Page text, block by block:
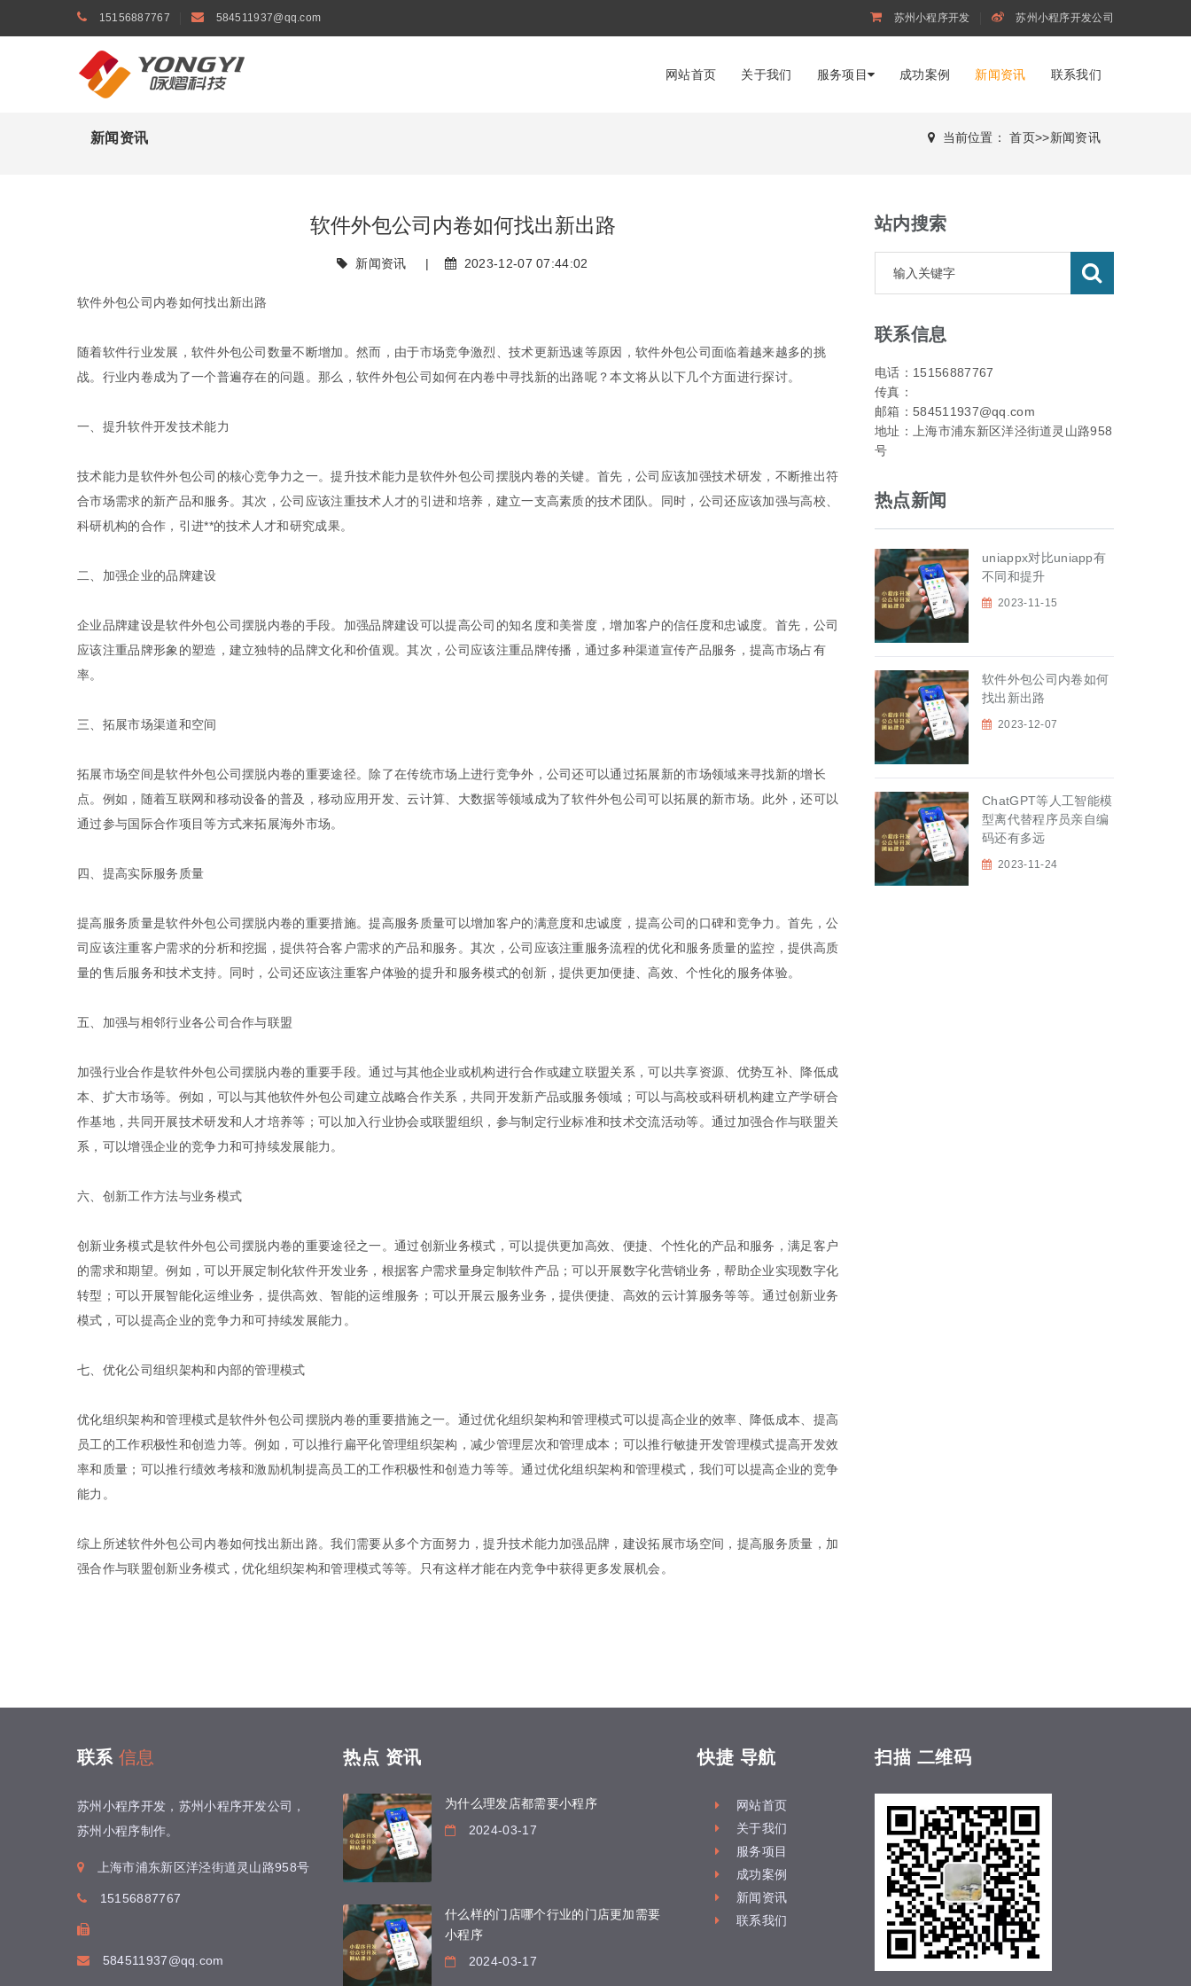
15156887767 584511937@qq.com 苏州小程序开发 苏州小程序开发公司
网站首页 关于我们 服务项目 成功案例 新闻资讯 联系我们
新闻资讯 当前位置：首页>>新闻资讯
软件外包公司内卷如何找出新出路
新闻资讯 | 2023-12-07 07:44:02
软件外包公司内卷如何找出新出路
随着软件行业发展，软件外包公司数量不断增加。然而，由于市场竞争激烈、技术更新迅速等原因，软件外包公司面临着越来越多的挑
战。行业内卷成为了一个普遍存在的问题。那么，软件外包公司如何在内卷中寻找新的出路呢？本文将从以下几个方面进行探讨。
一、提升软件开发技术能力
技术能力是软件外包公司的核心竞争力之一。提升技术能力是软件外包公司摆脱内卷的关键。首先，公司应该加强技术研发，不断推出符
合市场需求的新产品和服务。其次，公司应该注重技术人才的引进和培养，建立一支高素质的技术团队。同时，公司还应该加强与高校、
科研机构的合作，引进**的技术人才和研究成果。
二、加强企业的品牌建设
企业品牌建设是软件外包公司摆脱内卷的手段。加强品牌建设可以提高公司的知名度和美誉度，增加客户的信任度和忠诚度。首先，公司
应该注重品牌形象的塑造，建立独特的品牌文化和价值观。其次，公司应该注重品牌传播，通过多种渠道宣传产品服务，提高市场占有
率。
三、拓展市场渠道和空间
拓展市场空间是软件外包公司摆脱内卷的重要途径。除了在传统市场上进行竞争外，公司还可以通过拓展新的市场领域来寻找新的增长
点。例如，随着互联网和移动设备的普及，移动应用开发、云计算、大数据等领域成为了软件外包公司可以拓展的新市场。此外，还可以
通过参与国际合作项目等方式来拓展海外市场。
四、提高实际服务质量
提高服务质量是软件外包公司摆脱内卷的重要措施。提高服务质量可以增加客户的满意度和忠诚度，提高公司的口碑和竞争力。首先，公
司应该注重客户需求的分析和挖掘，提供符合客户需求的产品和服务。其次，公司应该注重服务流程的优化和服务质量的监控，提供高质
量的售后服务和技术支持。同时，公司还应该注重客户体验的提升和服务模式的创新，提供更加便捷、高效、个性化的服务体验。
五、加强与相邻行业各公司合作与联盟
加强行业合作是软件外包公司摆脱内卷的重要手段。通过与其他企业或机构进行合作或建立联盟关系，可以共享资源、优势互补、降低成
本、扩大市场等。例如，可以与其他软件外包公司建立战略合作关系，共同开发新产品或服务领域；可以与高校或科研机构建立产学研合
作基地，共同开展技术研发和人才培养等；可以加入行业协会或联盟组织，参与制定行业标准和技术交流活动等。通过加强合作与联盟关
系，可以增强企业的竞争力和可持续发展能力。
六、创新工作方法与业务模式
创新业务模式是软件外包公司摆脱内卷的重要途径之一。通过创新业务模式，可以提供更加高效、便捷、个性化的产品和服务，满足客户
的需求和期望。例如，可以开展定制化软件开发业务，根据客户需求量身定制软件产品；可以开展数字化营销业务，帮助企业实现数字化
转型；可以开展智能化运维业务，提供高效、智能的运维服务；可以开展云服务业务，提供便捷、高效的云计算服务等等。通过创新业务
模式，可以提高企业的竞争力和可持续发展能力。
七、优化公司组织架构和内部的管理模式
优化组织架构和管理模式是软件外包公司摆脱内卷的重要措施之一。通过优化组织架构和管理模式可以提高企业的效率、降低成本、提高
员工的工作积极性和创造力等。例如，可以推行扁平化管理组织架构，减少管理层次和管理成本；可以推行敏捷开发管理模式提高开发效
率和质量；可以推行绩效考核和激励机制提高员工的工作积极性和创造力等等。通过优化组织架构和管理模式，我们可以提高企业的竞争
能力。
综上所述软件外包公司内卷如何找出新出路。我们需要从多个方面努力，提升技术能力加强品牌，建设拓展市场空间，提高服务质量，加
强合作与联盟创新业务模式，优化组织架构和管理模式等等。只有这样才能在内竞争中获得更多发展机会。
站内搜索
联系信息
电话：15156887767
传真：
邮箱：584511937@qq.com
地址：上海市浦东新区洋泾街道灵山路958
号
热点新闻
uniappx对比uniapp有
不同和提升
2023-11-15
软件外包公司内卷如何
找出新出路
2023-12-07
​ChatGPT等人工智能模
型离代替程序员亲自编
码还有多远
2023-11-24
联系 信息
苏州小程序开发，苏州小程序开发公司，
苏州小程序制作。
上海市浦东新区洋泾街道灵山路958号
15156887767
584511937@qq.com
热点 资讯
为什么理发店都需要小程序
2024-03-17
什么样的门店哪个行业的门店更加需要
小程序
2024-03-17
快捷 导航
网站首页
关于我们
服务项目
成功案例
新闻资讯
联系我们
扫描 二维码